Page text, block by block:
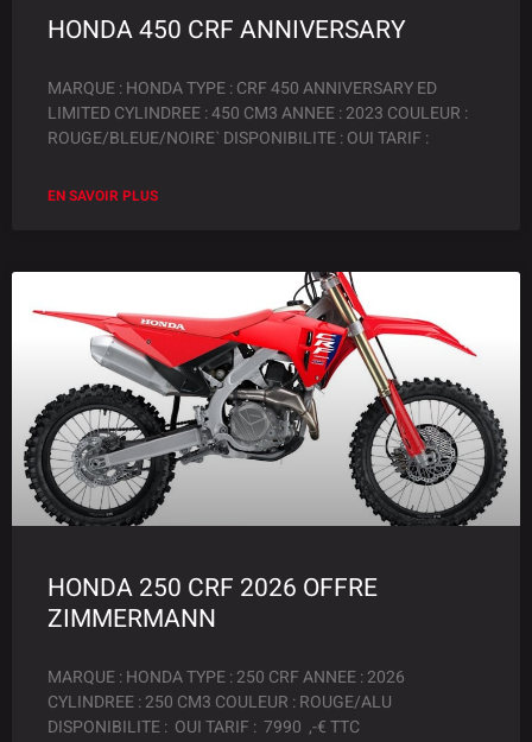
HONDA 450 CRF ANNIVERSARY
MARQUE : HONDA TYPE : CRF 450 ANNIVERSARY ED
LIMITED CYLINDREE : 450 CM3 ANNEE : 2023 COULEUR :
ROUGE/BLEUE/NOIRE` DISPONIBILITE : OUI TARIF :
EN SAVOIR PLUS
HONDA 250 CRF 2026 OFFRE
ZIMMERMANN
MARQUE : HONDA TYPE : 250 CRF ANNEE : 2026
CYLINDREE : 250 CM3 COULEUR : ROUGE/ALU
DISPONIBILITE : OUI TARIF : 7990 ,-€ TTC